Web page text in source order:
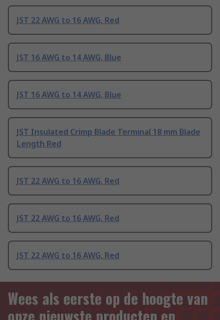
JST 22 AWG to 16 AWG, Red
JST 16 AWG to 14 AWG, Blue
JST 16 AWG to 14 AWG, Blue
JST Insulated Crimp Blade Terminal 18 mm Blade
Length Red
JST 22 AWG to 16 AWG, Red
JST 22 AWG to 16 AWG, Red
JST 22 AWG to 16 AWG, Red
Wees als eerste op de hoogte van